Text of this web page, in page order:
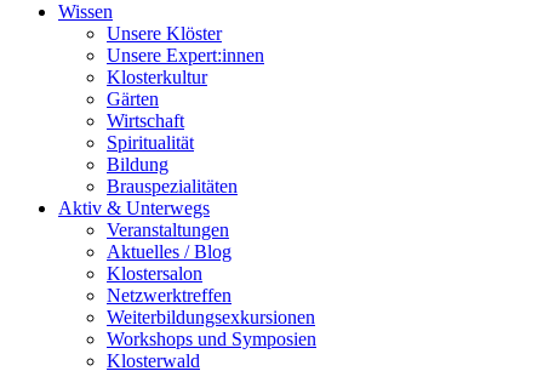
Wissen
Unsere Klöster
Unsere Expert:innen
Klosterkultur
Gärten
Wirtschaft
Spiritualität
Bildung
Brauspezialitäten
Aktiv & Unterwegs
Veranstaltungen
Aktuelles / Blog
Klostersalon
Netzwerktreffen
Weiterbildungsexkursionen
Workshops und Symposien
Klosterwald